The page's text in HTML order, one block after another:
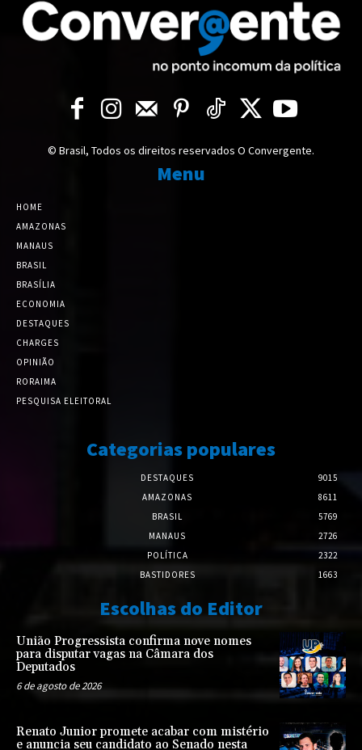
© Brasil, Todos os direitos reservados O Convergente.
Menu
HOME
AMAZONAS
MANAUS
BRASIL
BRASÍLIA
ECONOMIA
DESTAQUES
CHARGES
OPINIÃO
RORAIMA
PESQUISA ELEITORAL
Categorias populares
DESTAQUES
9015
AMAZONAS
8611
BRASIL
5769
MANAUS
2726
POLÍTICA
2322
BASTIDORES
1663
Escolhas do Editor
União Progressista confirma nove nomes
para disputar vagas na Câmara dos
Deputados
6 de agosto de 2026
Renato Junior promete acabar com mistério
e anuncia seu candidato ao Senado nesta